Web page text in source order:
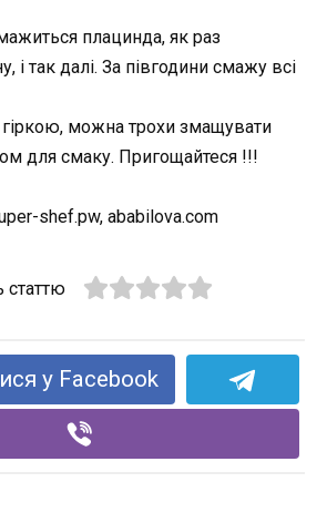
плацинда, як раз
і так далі. За півгодини смажу всі
гіркою, можна трохи змащувати
для смаку. Пригощайтеся !!!
shef.pw, ababilova.com
статтю
у Facebook